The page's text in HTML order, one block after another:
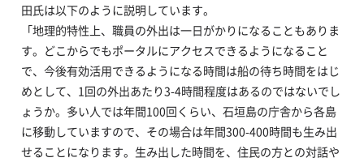
田氏は以下のように説明しています。
「地理的特性上、職員の外出は一日がかりになることもありま
す。どこからでもポータルにアクセスできるようになること
で、今後有効活用できるようになる時間は船の待ち時間をはじ
めとして、1回の外出あたり3-4時間程度はあるのではないでし
ょうか。多い人では年間100回くらい、石垣島の庁舎から各島
に移動していますので、その場合は年間300-400時間も生み出
せることになります。生み出した時間を、住民の方との対話や